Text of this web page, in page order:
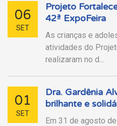
06
SET
Projeto
42ª ExpoFeira
As crianças e
atividades do
realizaram no d...
01
SET
Dra. Gardênia
brilhante e
Em 31 de agosto